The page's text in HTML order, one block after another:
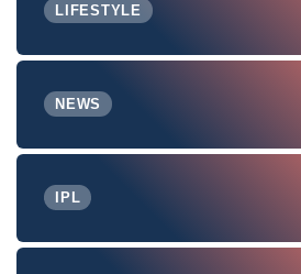
LIFESTYLE
NEWS
IPL